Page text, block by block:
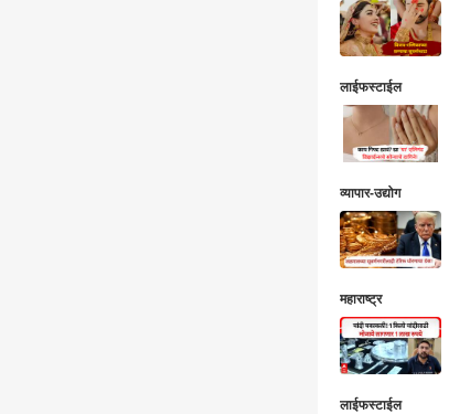
लाईफस्टाईल
व्यापार-उद्योग
महाराष्ट्र
लाईफस्टाईल